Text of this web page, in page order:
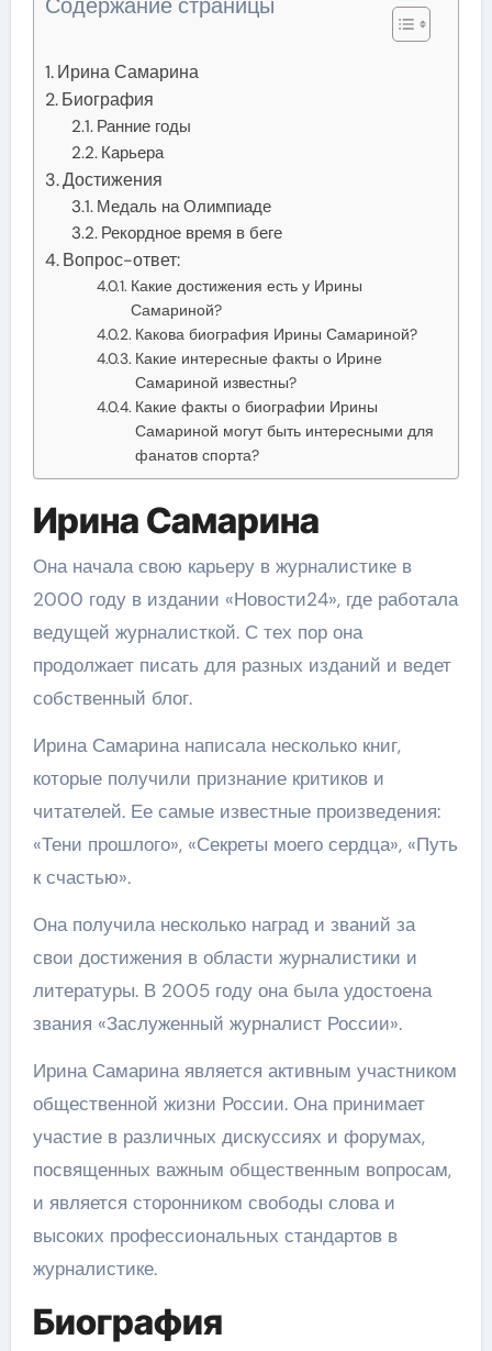
Ирина Самарина
Биография
Ранние годы
Карьера
Достижения
Медаль на Олимпиаде
Рекордное время в беге
Вопрос-ответ:
Какие достижения есть у Ирины
Самариной?
Какова биография Ирины Самариной?
Какие интересные факты о Ирине
Самариной известны?
Какие факты о биографии Ирины
Самариной могут быть интересными для
фанатов спорта?
Ирина Самарина
Она начала свою карьеру в журналистике в
2000 году в издании «Новости24», где работала
ведущей журналисткой. С тех пор она
продолжает писать для разных изданий и ведет
собственный блог.
Ирина Самарина написала несколько книг,
которые получили признание критиков и
читателей. Ее самые известные произведения:
«Тени прошлого», «Секреты моего сердца», «Путь
к счастью».
Она получила несколько наград и званий за
свои достижения в области журналистики и
литературы. В 2005 году она была удостоена
звания «Заслуженный журналист России».
Ирина Самарина является активным участником
общественной жизни России. Она принимает
участие в различных дискуссиях и форумах,
посвященных важным общественным вопросам,
и является сторонником свободы слова и
высоких профессиональных стандартов в
журналистике.
Биография